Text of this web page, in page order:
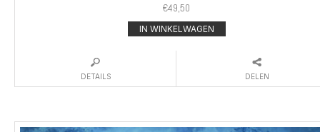
€49,50
IN WINKELWAGEN
DETAILS DELEN